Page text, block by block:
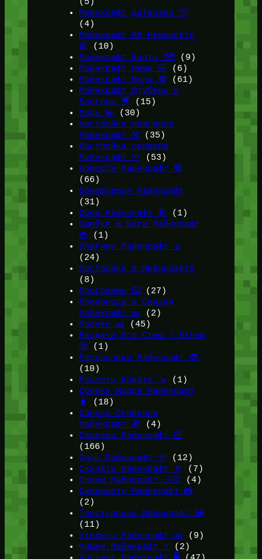
(5)
Майнкрафт Датапаки 📦
(4)
Майнкрафт ИИ Нейросети
🤖
(10)
Майнкрафт Карты 🗺️(9)
Майнкрафт Мемы 🤣 (6)
Майнкрафт Моды 🟩 (61)
Майнкрафт Ютуберы и
Блогеры 🎥
(15)
Моды 💫
(30)
Настройка плагинов
Майнкрафт ⚒️(35)
Настройка сервера
Майнкрафт 🔦 (53)
Новости Майнкрафт 🔴
(66)
Обновления Майнкрафт
(31)
Обои Майнкрафт 📔
(1)
Ошибки и Баги Майнкрафт
🐞(1)
Плагины Майнкрафт ♨️
(24)
Постройки в Майнкрафте
(8)
Программы ⌨️(27)
Промокоды и Скидки
Майнкрафт 🎫
(2)
Прочее 🧱 (45)
Раздачи Игр Стим / Steam
🎲 (1)
Ресурспаки Майнкрафт 📚
(10)
Рецепты Крафта 🪚 (1)
Сборки Модов Майнкрафт
🧳
(18)
Сборки Серверов
Майнкрафт 🎁 (4)
Сервера Майнкрафт 🛜
(166)
Сиды Майнкрафт 🌱
(12)
Скачать Майнкрафт 🔽
(7)
Скины Майнкрафт 🤹🏻
(4)
Скриншоты Майнкрафт 📸
(2)
Текстурпаки Майнкрафт 🖼️
(11)
Утилиты Майнкрафт ✂️ (9)
Фишки Майнкрафт ⭐(2)